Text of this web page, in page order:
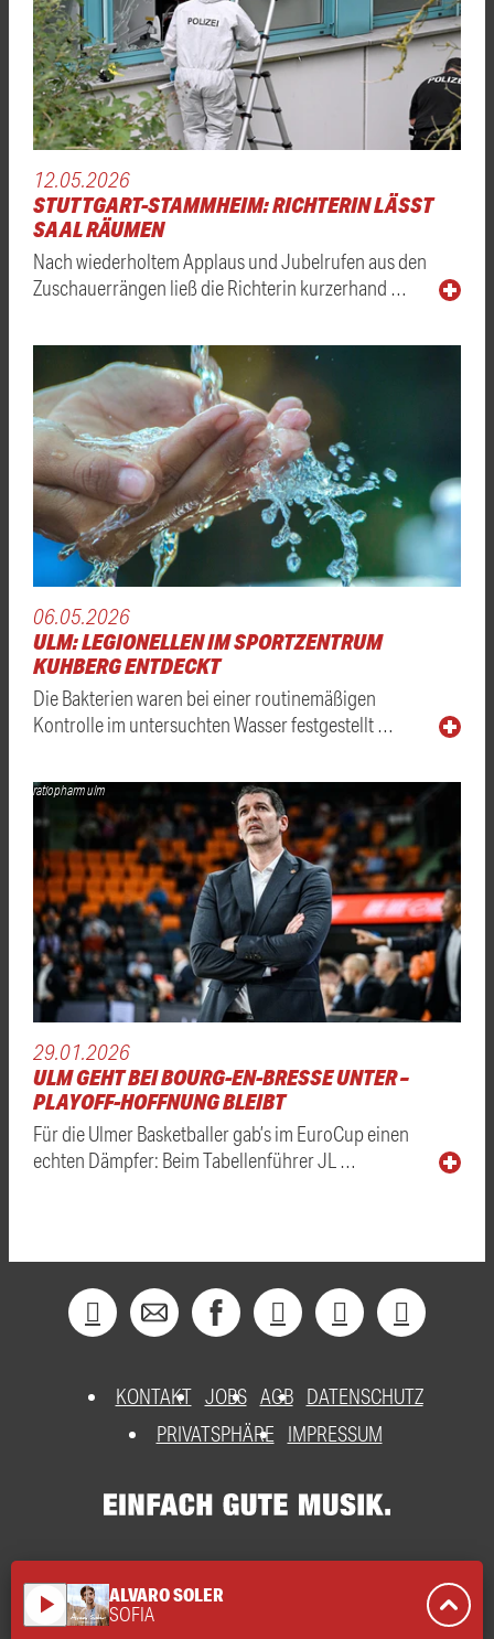
12.05.2026
STUTTGART-STAMMHEIM: RICHTERIN LÄSST
SAAL RÄUMEN
Nach wiederholtem Applaus und Jubelrufen aus den
Zuschauerrängen ließ die Richterin kurzerhand …
06.05.2026
ULM: LEGIONELLEN IM SPORTZENTRUM
KUHBERG ENTDECKT
Die Bakterien waren bei einer routinemäßigen
Kontrolle im untersuchten Wasser festgestellt …
ratiopharm ulm
29.01.2026
ULM GEHT BEI BOURG-EN-BRESSE UNTER –
PLAYOFF-HOFFNUNG BLEIBT
Für die Ulmer Basketballer gab’s im EuroCup einen
echten Dämpfer: Beim Tabellenführer JL …
KONTAKT JOBS AGB DATENSCHUTZ
PRIVATSPHÄRE
IMPRESSUM
play_arrow ALVARO SOLER
SOFIA